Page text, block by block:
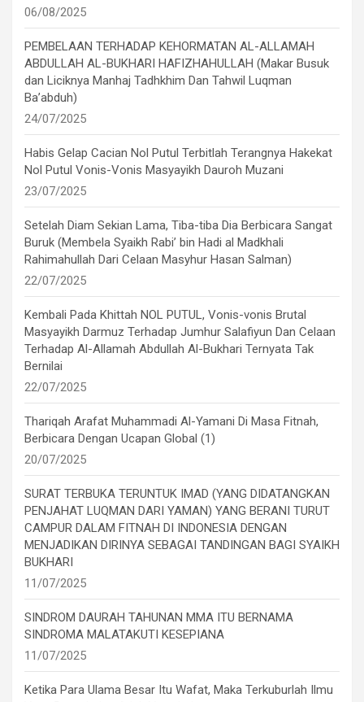
06/08/2025
PEMBELAAN TERHADAP KEHORMATAN AL-ALLAMAH
ABDULLAH AL-BUKHARI HAFIZHAHULLAH (Makar Busuk
dan Liciknya Manhaj Tadhkhim Dan Tahwil Luqman
Ba’abduh)
24/07/2025
Habis Gelap Cacian Nol Putul Terbitlah Terangnya Hakekat
Nol Putul Vonis-Vonis Masyayikh Dauroh Muzani
23/07/2025
Setelah Diam Sekian Lama, Tiba-tiba Dia Berbicara Sangat
Buruk (Membela Syaikh Rabi’ bin Hadi al Madkhali
Rahimahullah Dari Celaan Masyhur Hasan Salman)
22/07/2025
Kembali Pada Khittah NOL PUTUL, Vonis-vonis Brutal
Masyayikh Darmuz Terhadap Jumhur Salafiyun Dan Celaan
Terhadap Al-Allamah Abdullah Al-Bukhari Ternyata Tak
Bernilai
22/07/2025
Thariqah Arafat Muhammadi Al-Yamani Di Masa Fitnah,
Berbicara Dengan Ucapan Global (1)
20/07/2025
SURAT TERBUKA TERUNTUK IMAD (YANG DIDATANGKAN
PENJAHAT LUQMAN DARI YAMAN) YANG BERANI TURUT
CAMPUR DALAM FITNAH DI INDONESIA DENGAN
MENJADIKAN DIRINYA SEBAGAI TANDINGAN BAGI SYAIKH
BUKHARI
11/07/2025
SINDROM DAURAH TAHUNAN MMA ITU BERNAMA
SINDROMA MALATAKUTI KESEPIANA
11/07/2025
Ketika Para Ulama Besar Itu Wafat, Maka Terkuburlah Ilmu